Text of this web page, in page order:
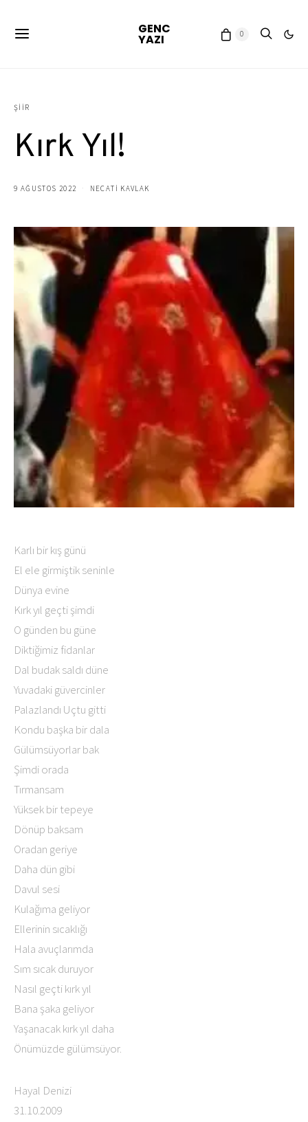
GENC
YAZI 0
ŞIIR
Kırk Yıl!
9 AĞUSTOS 2022 NECATİ KAVLAK
Karlı bir kış günü
El ele girmiştik seninle
Dünya evine
Kırk yıl geçti şimdi
O günden bu güne
Diktiğimiz fidanlar
Dal budak saldı düne
Yuvadaki güvercinler
Palazlandı Uçtu gitti
Kondu başka bir dala
Gülümsüyorlar bak
Şimdi orada
Tırmansam
Yüksek bir tepeye
Dönüp baksam
Oradan geriye
Daha dün gibi
Davul sesi
Kulağıma geliyor
Ellerinin sıcaklığı
Hala avuçlarımda
Sım sıcak duruyor
Nasıl geçti kırk yıl
Bana şaka geliyor
Yaşanacak kırk yıl daha
Önümüzde gülümsüyor.
Hayal Denizi
31.10.2009